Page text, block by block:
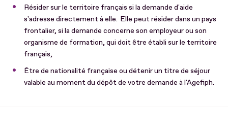
Résider sur le territoire français si la demande d'aide
s'adresse directement à elle. Elle peut résider dans un pays
frontalier, si la demande concerne son employeur ou son
organisme de formation, qui doit être établi sur le territoire
français,
Être de nationalité française ou détenir un titre de séjour
valable au moment du dépôt de votre demande à l'Agefiph.